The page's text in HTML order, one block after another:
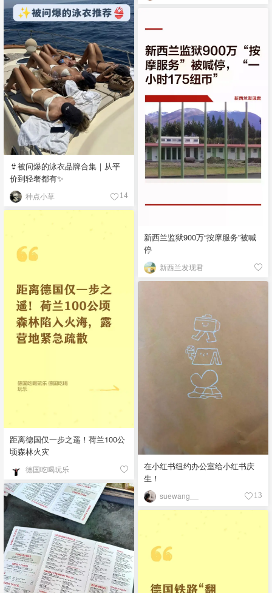
👙被问爆的泳衣品牌合集｜从平
价到轻奢都有✨
种点小草 14
新西兰监狱900万“按摩服务”被喊
停
新西兰发现君
距离德国仅一步之遥！荷兰100公
顷森林火灾
德国吃喝玩乐
在小红书纽约办公室给小红书庆
生！
suewang__ 13